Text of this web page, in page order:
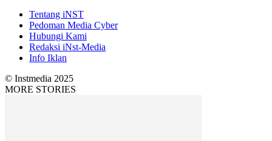
Tentang iNST
Pedoman Media Cyber
Hubungi Kami
Redaksi iNst-Media
Info Iklan
© Instmedia 2025
MORE STORIES